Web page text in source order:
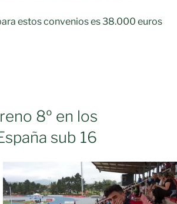
estos convenios es 38.000 euros
8º en los
sub 16